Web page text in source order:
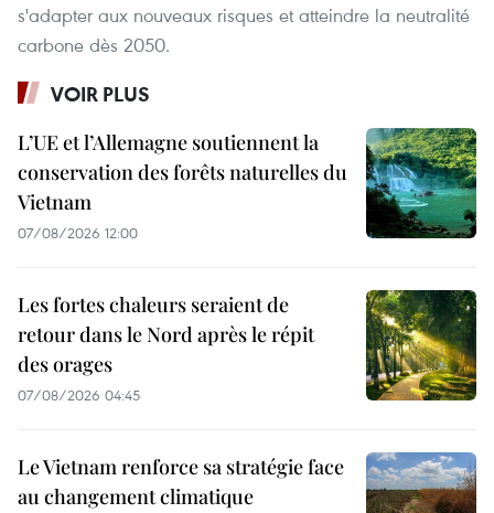
s'adapter aux nouveaux risques et atteindre la neutralité
carbone dès 2050.
VOIR PLUS
L’UE et l’Allemagne soutiennent la
conservation des forêts naturelles du
Vietnam
07/08/2026 12:00
Les fortes chaleurs seraient de
retour dans le Nord après le répit
des orages
07/08/2026 04:45
Le Vietnam renforce sa stratégie face
au changement climatique